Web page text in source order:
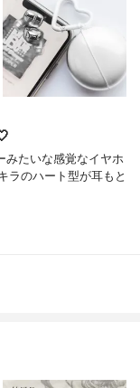
みたいな感覚なイヤホ
ラのハート型が耳もと